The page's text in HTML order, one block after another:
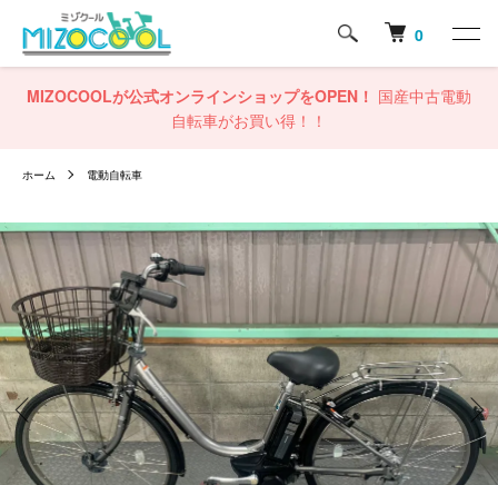
0
MIZOCOOLが公式オンラインショップをOPEN！ 国産中古電動
自転車がお買い得！！
ホーム 電動自転車